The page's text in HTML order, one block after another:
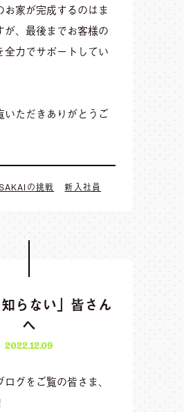
お家が完成するのはま
が、最後までお客様の
全力でサポートしてい
いただきありがとうご
の挑戦 新入社員
知らない」皆さん
へ
2022.12.09
グをご覧の皆さま、